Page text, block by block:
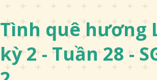
Tình quê hương
kỳ 2 - Tuần 28 -